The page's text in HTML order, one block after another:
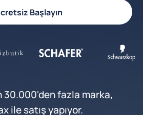
Başlayın
30.000'den fazla marka,
ile satış yapıyor.